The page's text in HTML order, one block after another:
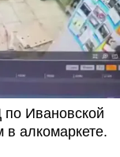
Ивановской
в алкомаркете.